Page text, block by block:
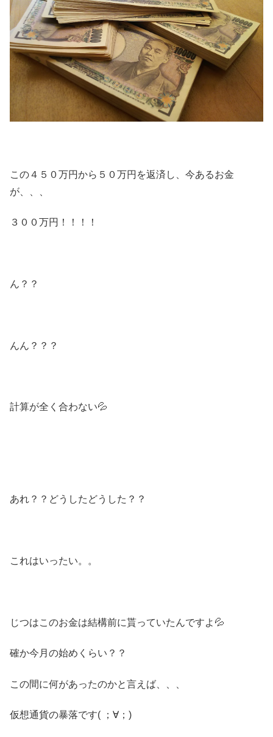
この４５０万円から５０万円を返済し、今あるお金
が、、、
３００万円！！！！
ん？？
んん？？？
計算が全く合わない💦
あれ？？どうしたどうした？？
これはいったい。。
じつはこのお金は結構前に貰っていたんですよ💦
確か今月の始めくらい？？
この間に何があったのかと言えば、、、
仮想通貨の暴落です( ；∀；)